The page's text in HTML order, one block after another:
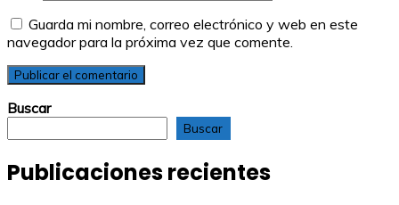
Guarda mi nombre, correo electrónico y web en este
navegador para la próxima vez que comente.
Buscar
Buscar
Publicaciones recientes